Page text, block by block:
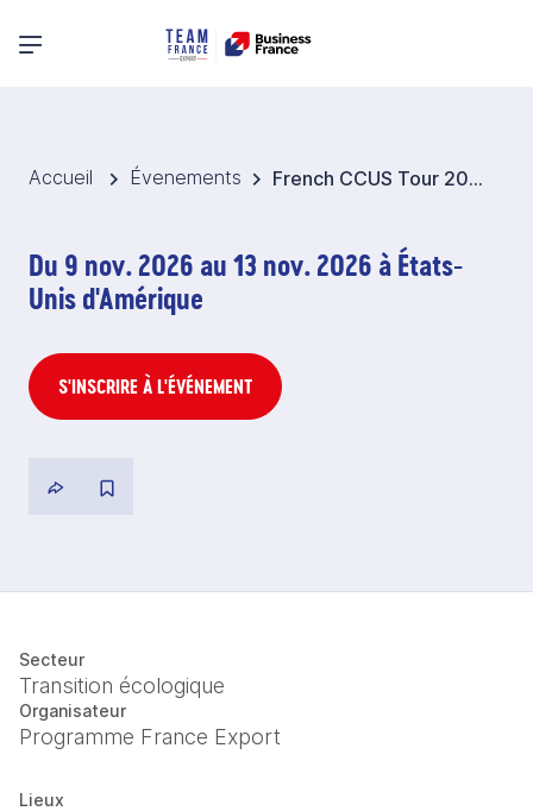
Menu principal
Accueil Évenements French CCUS Tour 2026 - Etats-Unis et Canada
Du 9 nov. 2026 au 13 nov. 2026 à États-
Unis d'Amérique
S'INSCRIRE À L'ÉVÉNEMENT
Secteur
Transition écologique
Organisateur
Programme France Export
Lieux